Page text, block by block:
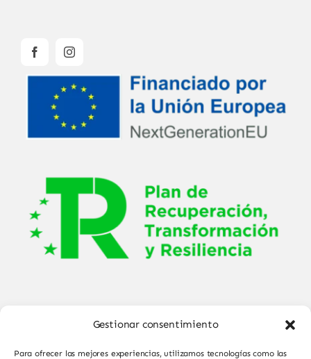
Gestionar consentimiento
Para ofrecer las mejores experiencias, utilizamos tecnologías como las